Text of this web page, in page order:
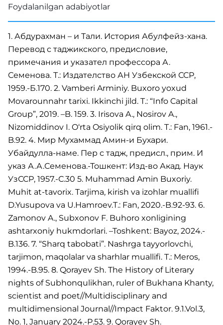
Foydalanilgan adabiyotlar
1. Абдурахман – и Тали. История Абулфейз-хана.
Перевод с таджикского, предисловие,
примечания и указател профессора А.
Семенова. Т.: Издателство АН Узбекской ССР,
1959.-Б.170. 2. Vamberi Arminiy. Buxoro yoxud
Movarounnahr tarixi. Ikkinchi jild. T.: “Info Capital
Group”, 2019. –B. 159. 3. Irisova A., Nosirov A.,
Nizomiddinov I. O‘rta Osiyolik qirq olim. T.: Fan, 1961.-
B.92. 4. Мир Мухаммад Амин-и Бухари.
Убайдулла-наме. Пер с тадж, предисл., прим. И
указ А.А.Семенова.-Тошкент: Изд-во Акад. Наук
УзССР, 1957.-С.30 5. Muhammad Amin Buxoriy.
Muhit at-tavorix. Tarjima, kirish va izohlar muallifi
D.Yusupova va U.Hamroev.T.: Fan, 2020.-B.92-93. 6.
Zamonov A., Subxonov F. Buhoro xonligining
ashtarxoniy hukmdorlari. –Toshkent: Bayoz, 2024.-
B.136. 7. “Sharq tabobati”. Nashrga tayyorlovchi,
tarjimon, maqolalar va sharhlar muallifi. T.: Meros,
1994.-B.95. 8. Qorayev Sh. The History of Literary
nights of Subhonqulikhan, ruler of Bukhana Khanty,
scientist and poet//Multidisciplinary and
multidimensional Journal//Impact Faktor. 9.1.Vol.3,
No. 1, January 2024.-P.53. 9. Qorayev Sh.